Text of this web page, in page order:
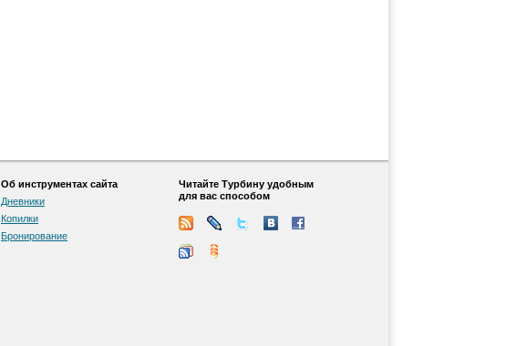
Об инструментах сайта
Дневники
Копилки
Бронирование
Читайте Турбину удобным
для вас способом